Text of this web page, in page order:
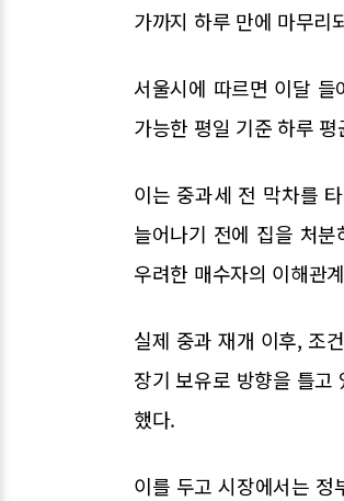
가까지 하루 만에 마무리
서울시에 따르면 이달
가능한 평일 기준 하루
이는 중과세 전 막차를
늘어나기 전에 집을 처
우려한 매수자의 이해관
실제 중과 재개 이후, 조
장기 보유로 방향을 틀
했다.
이를 두고 시장에서는 정